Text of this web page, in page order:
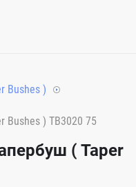
Bushes )
Bushes ) TB3020 75
( Taper